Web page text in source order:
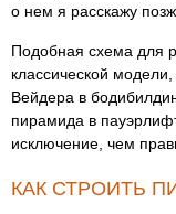
о нем я расскажу
Подобная схема для
классической
Вейдера в
пирамида в
исключение, чем
КАК СТРОИТЬ